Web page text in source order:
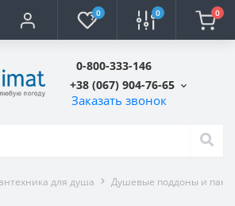
0 0 0
0-800-333-146
+38 (067) 904-76-65
Заказать звонок
для душа Душевые поддоны и